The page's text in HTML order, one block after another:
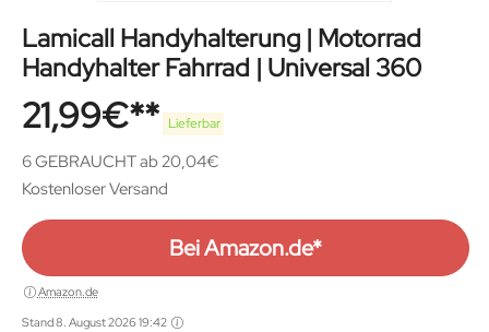
Lamicall Handyhalterung | Motorrad
Handyhalter Fahrrad | Universal 360
21,99€ Lieferbar
6 GEBRAUCHT ab 20,04€
Kostenloser Versand
Bei Amazon.de*
Amazon.de
Stand 8. August 2026 19:42